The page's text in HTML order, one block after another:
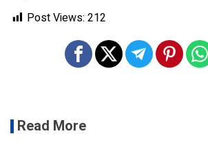
Post Views: 212
Read More